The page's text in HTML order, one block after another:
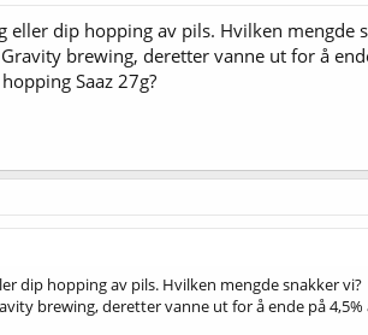
eller dip hopping av pils. Hvilken mengde
brewing, deretter vanne ut for å
Saaz 27g?
dip hopping av pils. Hvilken mengde snakker vi?
brewing, deretter vanne ut for å ende på